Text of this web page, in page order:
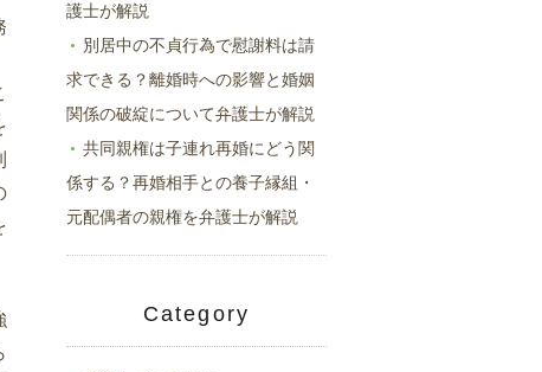
護士が解説
別居中の不貞行為で慰謝料は請
求できる？離婚時への影響と婚姻
関係の破綻について弁護士が解説
共同親権は子連れ再婚にどう関
係する？再婚相手との養子縁組・
元配偶者の親権を弁護士が解説
Category